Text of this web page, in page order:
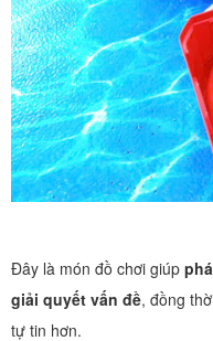
Đây là món đồ chơi giúp
giải quyết vấn đề, đồng
tự tin hơn.